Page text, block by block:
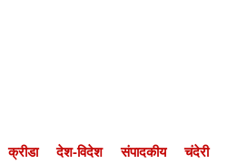
क्रीडा देश-विदेश संपादकीय चंदेरी